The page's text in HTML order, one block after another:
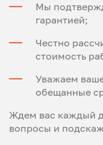
Мы
гарантией;
Честно
стоимость
Уважаем
обещанные
Ждем вас каждый
вопросы и